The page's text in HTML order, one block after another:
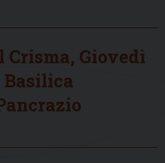
Crisma, Giovedì
Basilica